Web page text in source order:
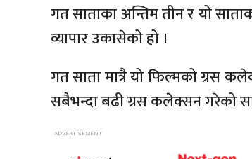
गत साताका अन्तिम तीन र यो
व्यापार उकासेको हो ।
गत साता मात्रै यो फिल्मको ग्रस
सबैभन्दा बढी ग्रस कलेक्सन गरेको